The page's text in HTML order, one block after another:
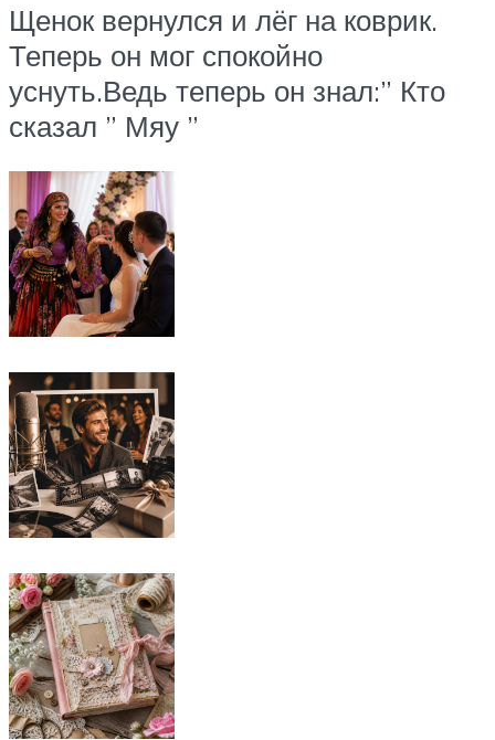
Щенок вернулся и лёг на коврик.
Теперь он мог спокойно
уснуть.Ведь теперь он знал:” Кто
сказал ” Мяу ”